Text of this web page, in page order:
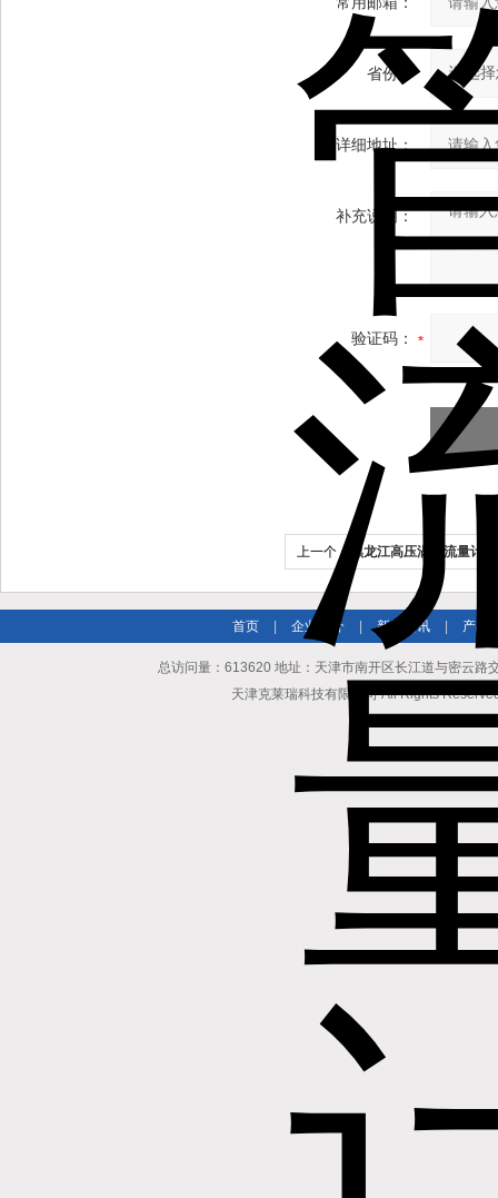
省份：
详细地址：
补充说明：
验证码：
上一个： 黑龙江高压涡轮流量计
首页 企业简介 新闻资讯 产品
总访问量：613620 地址：天津市南开区长江道与密云
天津克莱瑞科技有限公司 All Rights